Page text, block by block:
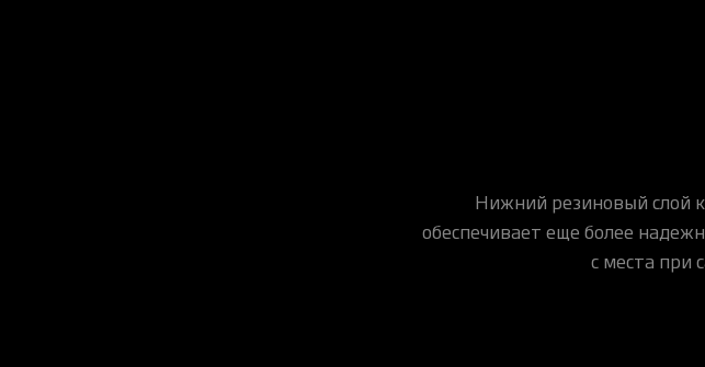
Нижний резиновый слой
обеспечивает еще более
с места при